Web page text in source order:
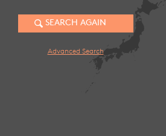
Advanced Search